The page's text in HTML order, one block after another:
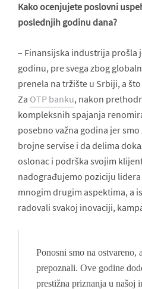
Kako ocenjujete poslovni
poslednjih godinu dana?
– Finansijska industrija prošla
godinu, pre svega zbog
prenela na tržište u Srbiji, a
Za OTP banku, nakon
kompleksnih spajanja
posebno važna godina jer
brojne servise i da delima
oslonac i podrška svojim
nadograđujemo poziciju
mnogim drugim aspektima, a
radovali svakoj inovaciji,
Ponosni smo na ostvareno,
prepoznali. Ove godine
prestižna priznanja u našoj